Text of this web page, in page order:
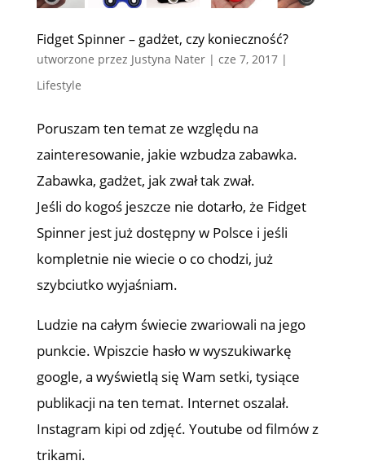
Fidget Spinner – gadżet, czy konieczność?
utworzone przez Justyna Nater| cze 7, 2017|
Lifestyle
Poruszam ten temat ze względu na
zainteresowanie, jakie wzbudza zabawka.
Zabawka, gadżet, jak zwał tak zwał.
Jeśli do kogoś jeszcze nie dotarło, że Fidget
Spinner jest już dostępny w Polsce i jeśli
kompletnie nie wiecie o co chodzi, już
szybciutko wyjaśniam.
Ludzie na całym świecie zwariowali na jego
punkcie. Wpiszcie hasło w wyszukiwarkę
google, a wyświetlą się Wam setki, tysiące
publikacji na ten temat. Internet oszalał.
Instagram kipi od zdjęć. Youtube od filmów z
trikami.